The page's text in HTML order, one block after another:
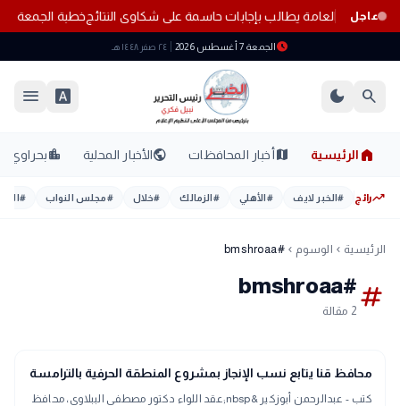
عاجل
الثانوية العامة يطالب بإجابات حاسمة على شكاوى النتائجخطبة الجمعة
scheduleالجمعة 7 أغسطس 2026 ٢٤ صفر ١٤٤٨ هـ
search
dark_mode
font_download
menu
home الرئيسية mapأخبار المحافظات publicالأخبار المحلية location_cityبحراوي
trending_upرائج #الخبر لايف #الأهلي #الزمالك #خلال #مجلس النواب #
الرئيسية chevron_left الوسوم chevron_left
#bmshroaa
tag
#bmshroaa
2 مقالة
map
أخبار المحافظات
محافظ قنا يتابع نسب الإنجاز بمشروع المنطقة الحرفية بالترامسة
كتب - عبدالرحمن أبوزكير &nbsp;عقد اللواء دكتور مصطفى الببلاوي، محافظ